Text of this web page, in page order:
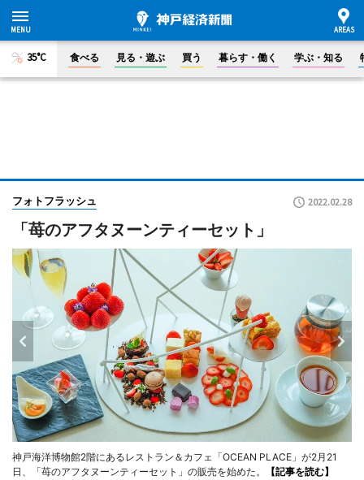
35°C 食べる 見る・遊ぶ 買う 暮らす・働く 学ぶ・知る
フォトフラッシュ 2022.02.28
「苺のアフタヌーンティーセット」
神戸海洋博物館2階にあるレストラン＆カフェ「OCEAN PLACE」が2月21
日、「苺のアフタヌーンティーセット」の販売を始めた。
【記事を読む】